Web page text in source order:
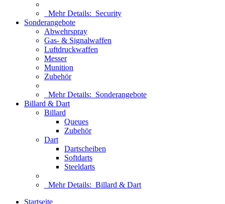
Mehr Details: Security
Sonderangebote
Abwehrspray
Gas- & Signalwaffen
Luftdruckwaffen
Messer
Munition
Zubehör
Mehr Details: Sonderangebote
Billard & Dart
Billard
Queues
Zubehör
Dart
Dartscheiben
Softdarts
Steeldarts
Mehr Details: Billard & Dart
Startseite